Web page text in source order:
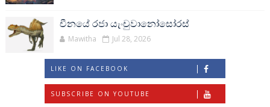
චීනයේ රජා යැංචුවානෝසෝරස්
Mawitha Jul 28, 2026
LIKE ON FACEBOOK
SUBSCRIBE ON YOUTUBE